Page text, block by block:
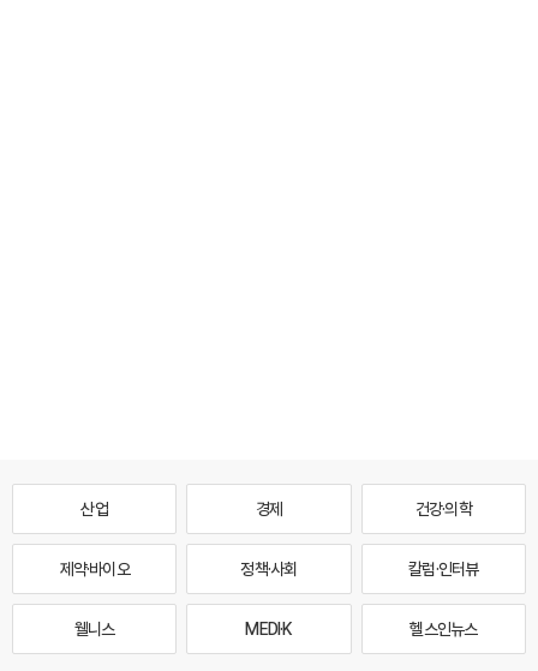
산업 경제 건강·의학
제약·바이오 정책·사회 칼럼·인터뷰
웰니스 MEDI·K 헬스인뉴스